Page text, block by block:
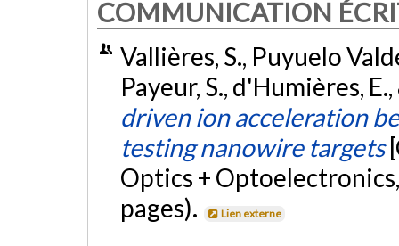
COMMUNICATION
Vallières, S., Puyuelo
Payeur, S., d'Humières,
driven ion acceleration
testing nanowire targets
Optics +
pages).
Lien externe